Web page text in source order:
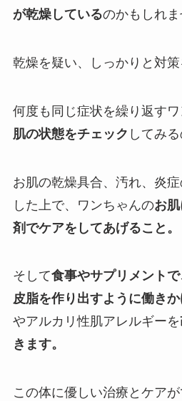
が乾燥しているのかもしれま
乾燥を疑い、しっかりと対策
何度も同じ症状を繰り返す
肌の状態をチェック してみ
お肌の乾燥具合、汚れ、炎
した上で、ワンちゃんのお
剤でケアをしてあげること。
そして食事やサプリメントで
皮脂を作り出すように働き
やアルカリ性肌アレルギーを
きます。
この体に優しい治療とケア